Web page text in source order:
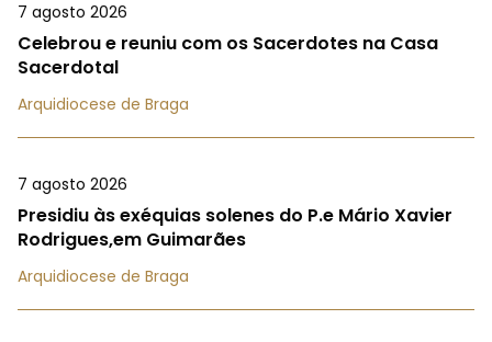
7 agosto 2026
Celebrou e reuniu com os Sacerdotes na Casa
Sacerdotal
Arquidiocese de Braga
7 agosto 2026
Presidiu às exéquias solenes do P.e Mário Xavier
Rodrigues,em Guimarães
Arquidiocese de Braga